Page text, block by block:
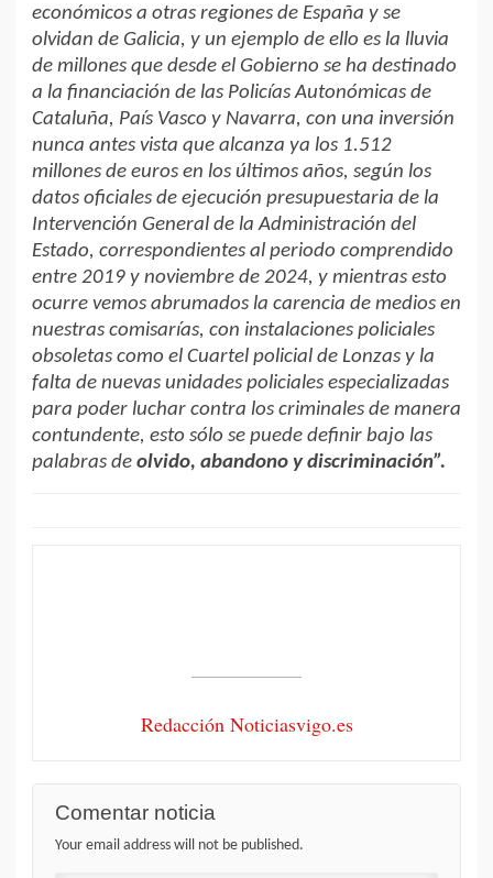
económicos a otras regiones de España y se
olvidan de Galicia, y un ejemplo de ello es la lluvia
de millones que desde el Gobierno se ha destinado
a la financiación de las Policías Autonómicas de
Cataluña, País Vasco y Navarra, con una inversión
nunca antes vista que alcanza ya los 1.512
millones de euros en los últimos años, según los
datos oficiales de ejecución presupuestaria de la
Intervención General de la Administración del
Estado, correspondientes al periodo comprendido
entre 2019 y noviembre de 2024, y mientras esto
ocurre vemos abrumados la carencia de medios en
nuestras comisarías, con instalaciones policiales
obsoletas como el Cuartel policial de Lonzas y la
falta de nuevas unidades policiales especializadas
para poder luchar contra los criminales de manera
contundente, esto sólo se puede definir bajo las
palabras de olvido, abandono y discriminación”.
Redacción Noticiasvigo.es
Comentar noticia
Your email address will not be published.